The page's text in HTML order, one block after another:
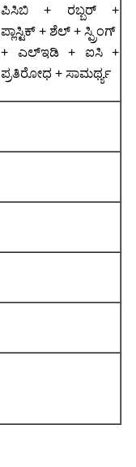
ಪಿಸಿಬಿ + ರಬ್ಬರ್ +
ಪ್ಲಾಸ್ಟಿಕ್ + ಶೆಲ್ + ಸ್ಪ್ರಿಂಗ್
+ ಎಲ್ಇಡಿ + ಐಸಿ +
ಪ್ರತಿರೋಧ + ಸಾಮರ್ಥ್ಯ